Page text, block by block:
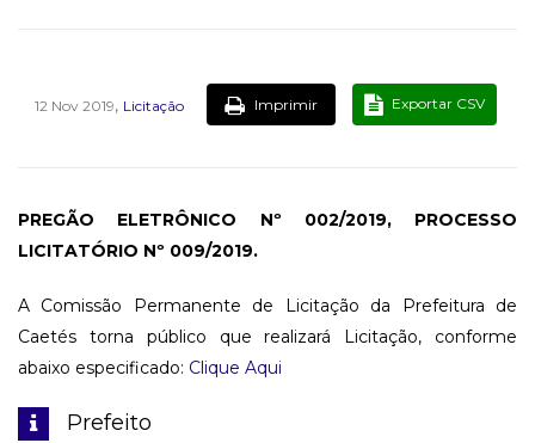
12 Nov 2019, Licitação Imprimir Exportar CSV
PREGÃO ELETRÔNICO Nº 002/2019, PROCESSO
LICITATÓRIO Nº 009/2019.
A Comissão Permanente de Licitação da Prefeitura de
Caetés torna público que realizará Licitação, conforme
abaixo especificado: Clique Aqui
Prefeito